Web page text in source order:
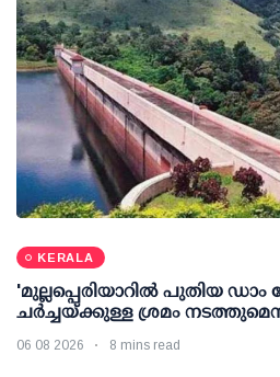
KERALA
'മുല്ലപ്പെരിയാറില്‍ പുതിയ ഡാം
ചര്‍ച്ചയ്ക്കുള്ള ശ്രമം
06 08 2026 8 mins read